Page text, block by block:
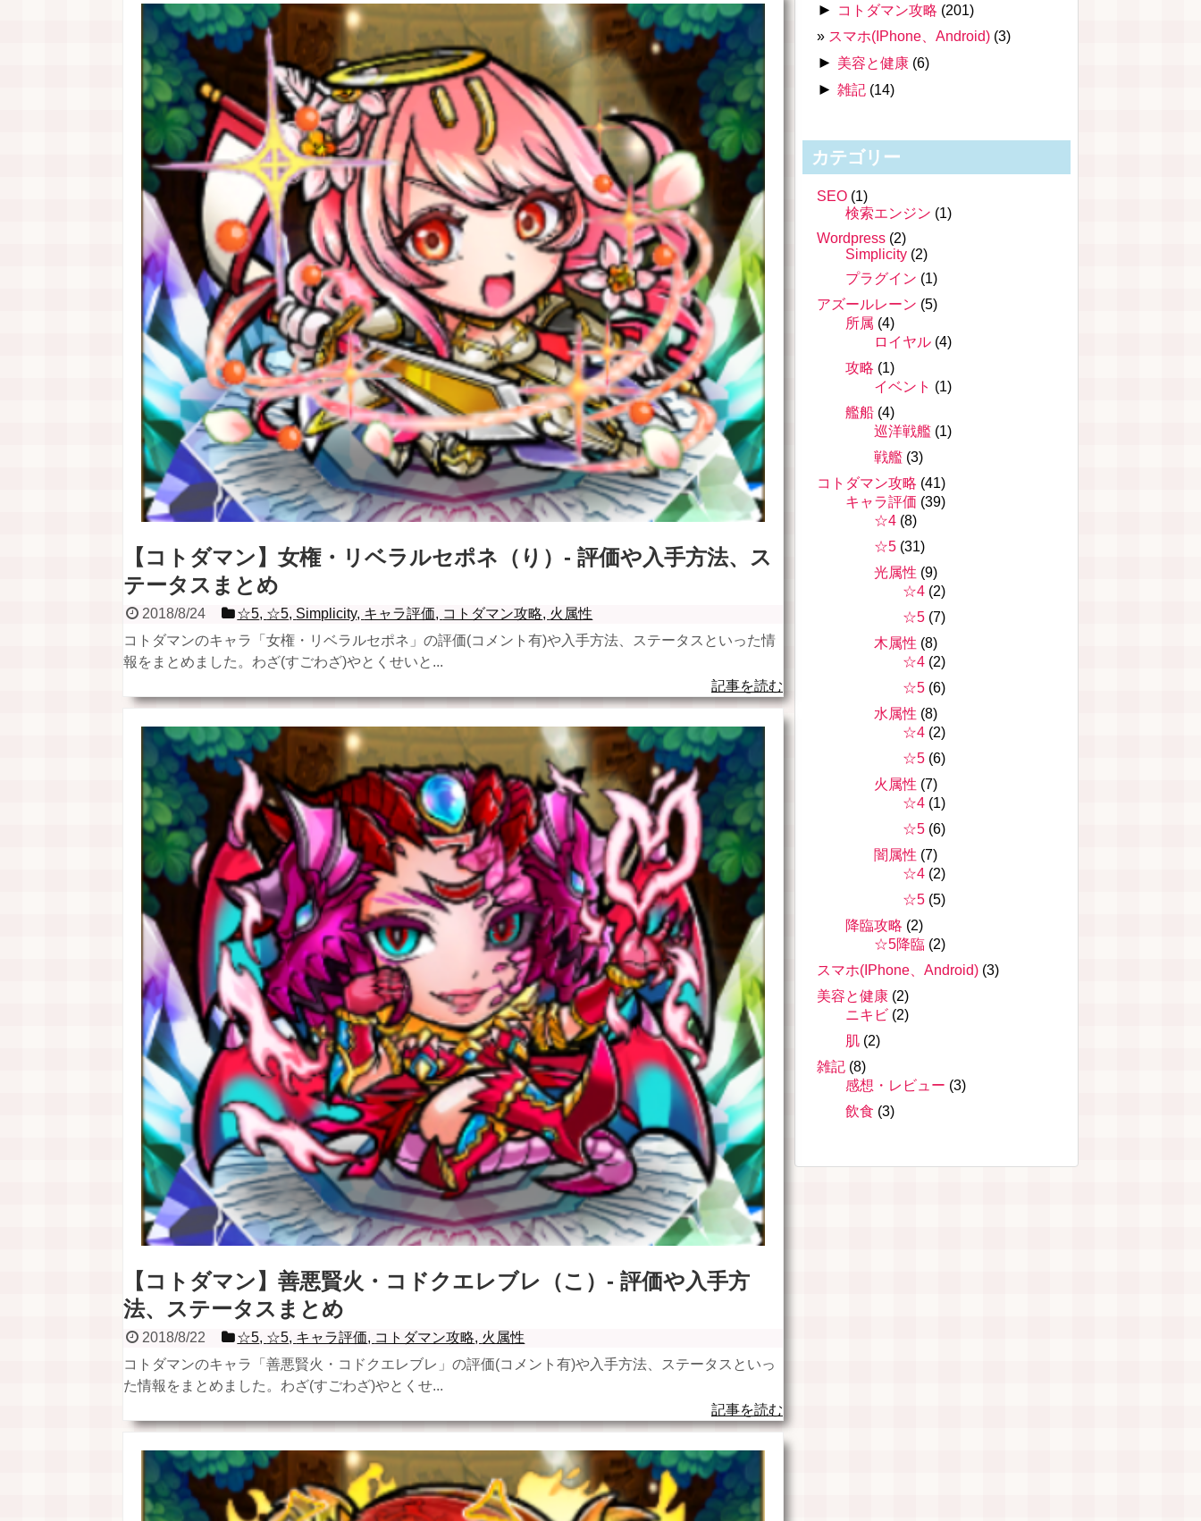
【コトダマン】女権・リベラルセポネ（り）- 評価や入手方法、ス
テータスまとめ
2018/8/24 ☆5, ☆5, Simplicity, キャラ評価, コトダマン攻略, 火属性
コトダマンのキャラ「女権・リベラルセポネ」の評価(コメント有)や入手方法、ステータスといった情
報をまとめました。わざ(すごわざ)やとくせいと...
記事を読む
【コトダマン】善悪賢火・コドクエレブレ（こ）- 評価や入手方
法、ステータスまとめ
2018/8/22 ☆5, ☆5, キャラ評価, コトダマン攻略, 火属性
コトダマンのキャラ「善悪賢火・コドクエレブレ」の評価(コメント有)や入手方法、ステータスといっ
た情報をまとめました。わざ(すごわざ)やとくせ...
記事を読む
► コトダマン攻略 (201)
スマホ(IPhone、Android) (3)
► 美容と健康 (6)
► 雑記 (14)
カテゴリー
SEO (1)
検索エンジン (1)
Wordpress (2)
Simplicity (2)
プラグイン (1)
アズールレーン (5)
所属 (4)
ロイヤル (4)
攻略 (1)
イベント (1)
艦船 (4)
巡洋戦艦 (1)
戦艦 (3)
コトダマン攻略 (41)
キャラ評価 (39)
☆4 (8)
☆5 (31)
光属性 (9)
☆4 (2)
☆5 (7)
木属性 (8)
☆4 (2)
☆5 (6)
水属性 (8)
☆4 (2)
☆5 (6)
火属性 (7)
☆4 (1)
☆5 (6)
闇属性 (7)
☆4 (2)
☆5 (5)
降臨攻略 (2)
☆5降臨 (2)
スマホ(IPhone、Android) (3)
美容と健康 (2)
ニキビ (2)
肌 (2)
雑記 (8)
感想・レビュー (3)
飲食 (3)